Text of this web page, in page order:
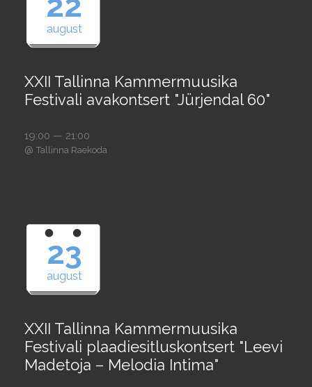
august
XXII Tallinna Kammermuusika
Festivali avakontsert "Jürjendal 60"
19:00 — 21:00
@ Tallinna Raekoda
23
august
XXII Tallinna Kammermuusika
Festivali plaadiesitluskontsert "Leevi
Madetoja – Melodia Intima"